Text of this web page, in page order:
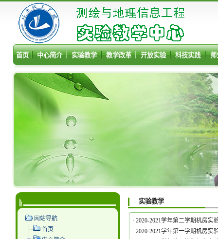
首页 中心简介 实验教学 教学改革 开放实验 科技实践 师
网站导航
首页
实验教学
· 2020-2021学年第二学期机房实
· 2020-2021学年第一学期机房实